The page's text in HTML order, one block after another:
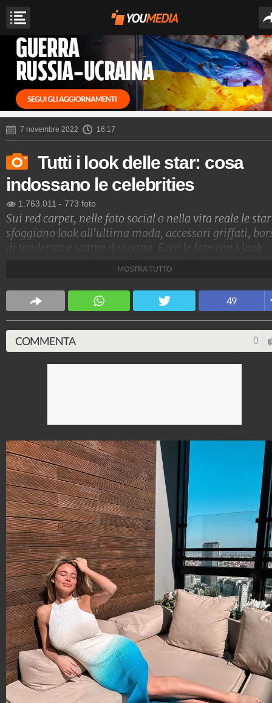
7 novembre 2022 16:17
Tutti i look delle star: cosa
indossano le celebrities
1.763.011 - 773 foto
Sui red carpet, nelle foto social o nella vita reale le star
sfoggiano look all'ultima moda, accessori griffati,
di tendenza e scarpe da sogno. Ecco le foto con i look
Stile e trend
1.515.028.507 1.957 video 138.069 foto
MOSTRA TUTTO
49
COMMENTA 0